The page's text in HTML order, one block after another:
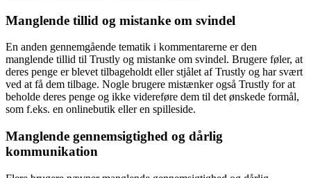
Manglende tillid og mistanke om svindel
En anden gennemgående tematik i kommentarerne er den
manglende tillid til Trustly og mistanke om svindel. Brugere føler, at
deres penge er blevet tilbageholdt eller stjålet af Trustly og har svært
ved at få dem tilbage. Nogle brugere mistænker også Trustly for at
beholde deres penge og ikke videreføre dem til det ønskede formål,
som f.eks. en onlinebutik eller en spilleside.
Manglende gennemsigtighed og dårlig
kommunikation